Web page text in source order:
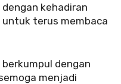
kehadiran
untuk terus membaca
dengan
menjadi